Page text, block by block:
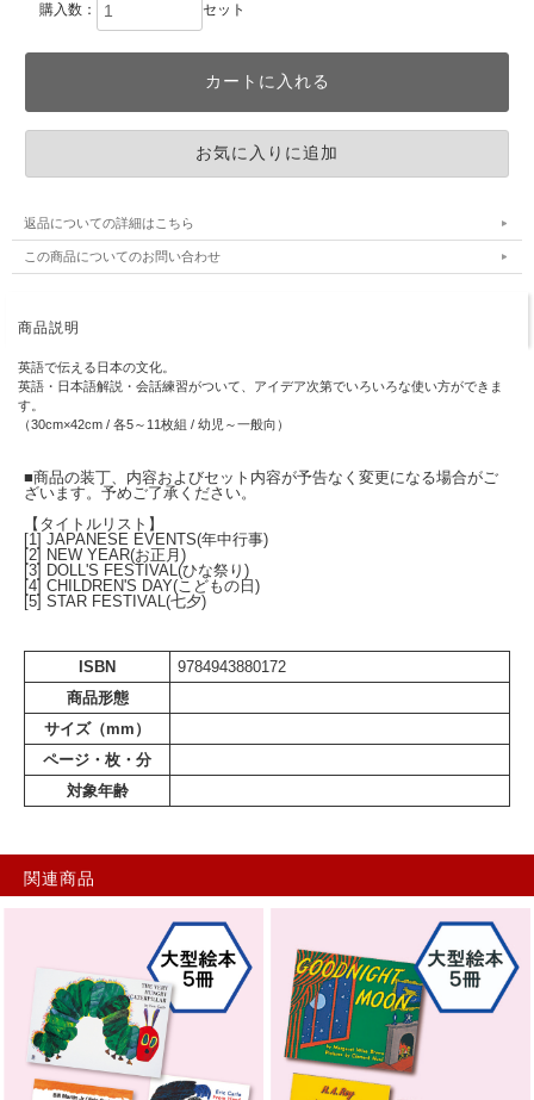
購入数： セット
返品についての詳細はこちら
この商品についてのお問い合わせ
商品説明
英語で伝える日本の文化。
英語・日本語解説・会話練習がついて、アイデア次第でいろいろな使い方ができま
す。
（30cm×42cm / 各5～11枚組 / 幼児～一般向）
■商品の装丁、内容およびセット内容が予告なく変更になる場合がご
ざいます。予めご了承ください。
【タイトルリスト】
[1] JAPANESE EVENTS(年中行事)
[2] NEW YEAR(お正月)
[3] DOLL'S FESTIVAL(ひな祭り)
[4] CHILDREN'S DAY(こどもの日)
[5] STAR FESTIVAL(七夕)
ISBN
9784943880172
商品形態
サイズ（mm）
ページ・枚・分
対象年齢
関連商品